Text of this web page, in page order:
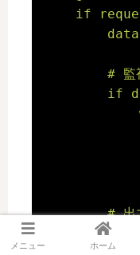
if
# 監
if
# 出
if
メニュー ホーム